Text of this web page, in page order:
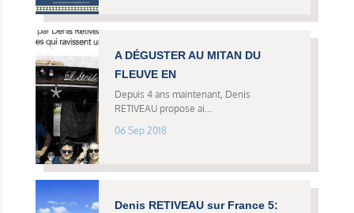
A DÉGUSTER AU MITAN DU
FLEUVE EN
Depuis 4 ans maintenant, Denis
RETIVEAU propose ai...
06 Sep 2018
Denis RETIVEAU sur France 5: